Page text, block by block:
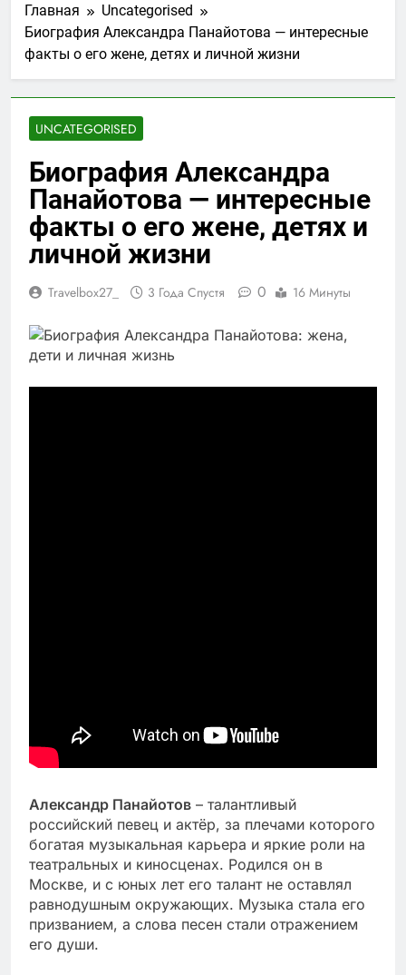
Главная
Uncategorised
Биография Александра Панайотова — интересные
факты о его жене, детях и личной жизни
UNCATEGORISED
Биография Александра
Панайотова — интересные
факты о его жене, детях и
личной жизни
Travelbox27_ 3 Года Спустя 0 16 Минуты
Александр Панайотов – талантливый
российский певец и актёр, за плечами которого
богатая музыкальная карьера и яркие роли на
театральных и киносценах. Родился он в
Москве, и с юных лет его талант не оставлял
равнодушным окружающих. Музыка стала его
призванием, а слова песен стали отражением
его души.